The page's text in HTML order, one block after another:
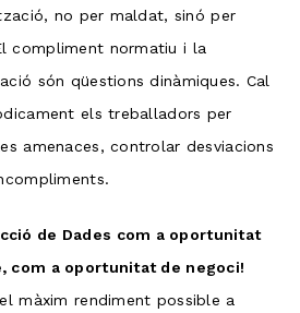
no per maldat, sinó per
compliment normatiu i la
són qüestions dinàmiques. Cal
els treballadors per
amenaces, controlar desviacions
de Dades com a oportunitat
com a oportunitat de negoci!
màxim rendiment possible a